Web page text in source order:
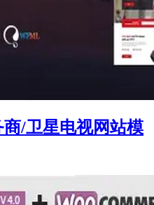
/卫星电视网站模